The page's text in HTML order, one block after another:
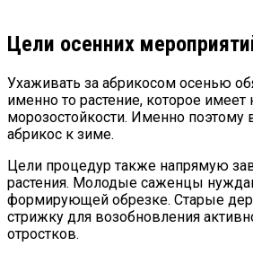
Цели осенних
Ухаживать за абрикосом осенью
именно то растение, которое имеет
морозостойкости. Именно поэтому
абрикос к зиме.
Цели процедур также напрямую
растения. Молодые саженцы
формирующей обрезке. Старые
стрижку для возобновления
отростков.